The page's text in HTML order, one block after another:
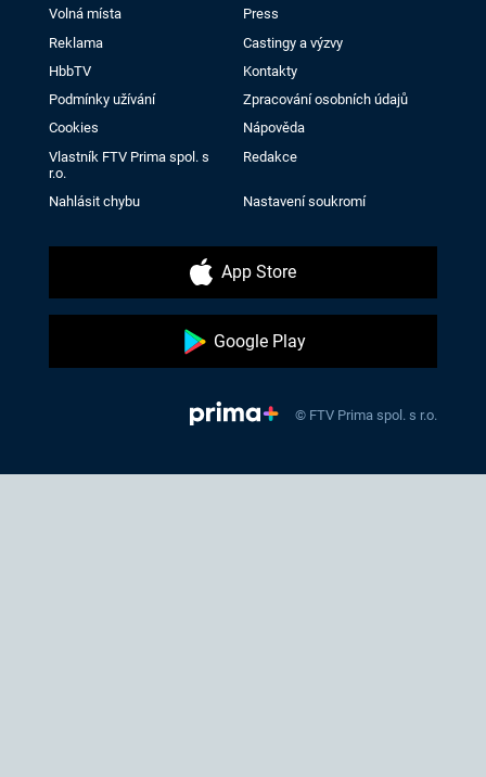
Volná místa
Press
Reklama
Castingy a výzvy
HbbTV
Kontakty
Podmínky užívání
Zpracování osobních údajů
Cookies
Nápověda
Vlastník FTV Prima spol. s
r.o.
Redakce
Nahlásit chybu Nastavení soukromí
App Store
Google Play
© FTV Prima spol. s r.o.